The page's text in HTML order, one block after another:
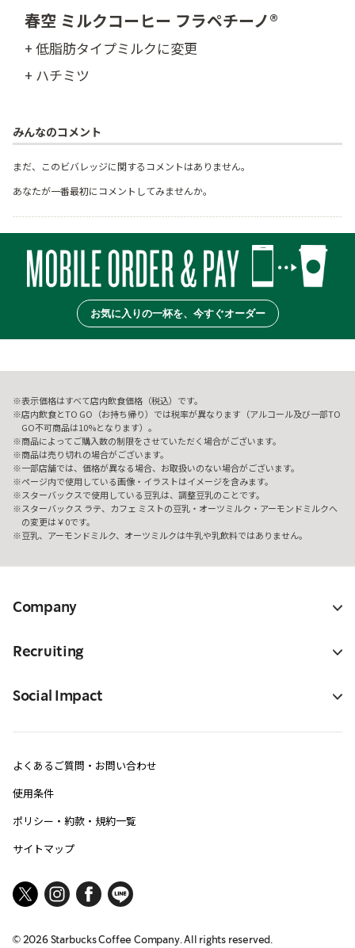
春空 ミルクコーヒー フラペチーノ®
+ 低脂肪タイプミルクに変更
+ ハチミツ
みんなのコメント
まだ、このビバレッジに関するコメントはありません。
あなたが一番最初にコメントしてみませんか。
お気に入りの一杯を、今すぐオーダー
表示価格はすべて店内飲食価格（税込）です。
店内飲食とTO GO（お持ち帰り）では税率が異なります（アルコール及び一部TO
GO不可商品は10%となります）。
商品によってご購入数の制限をさせていただく場合がございます。
商品は売り切れの場合がございます。
一部店舗では、価格が異なる場合、お取扱いのない場合がございます。
ページ内で使用している画像・イラストはイメージを含みます。
スターバックスで使用している豆乳は、調整豆乳のことです。
スターバックス ラテ、カフェ ミストの豆乳・オーツミルク・アーモンドミルクへ
の変更は￥0です。
豆乳、アーモンドミルク、オーツミルクは牛乳や乳飲料ではありません。
Company
Recruiting
Social Impact
よくあるご質問・お問い合わせ
使用条件
ポリシー・約款・規約一覧
サイトマップ
© 2026Starbucks Coffee Company. All rights reserved.